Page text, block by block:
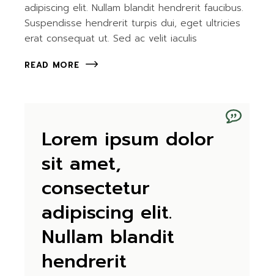
adipiscing elit. Nullam blandit hendrerit faucibus.
Suspendisse hendrerit turpis dui, eget ultricies
erat consequat ut. Sed ac velit iaculis
READ MORE
Lorem ipsum dolor
sit amet,
consectetur
adipiscing elit.
Nullam blandit
hendrerit